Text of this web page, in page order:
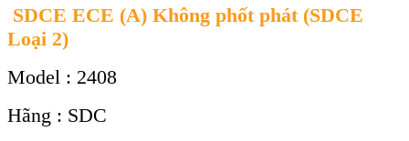
SDCE ECE (A) Không phốt phát (SDCE
Loại 2)
Model : 2408
Hãng : SDC